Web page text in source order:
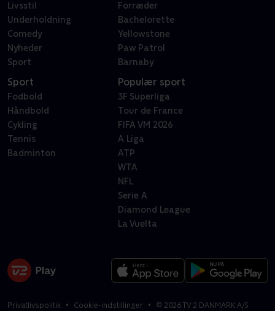
Livsstil
Underholdning
Comedy
Nyheder
Sport
Forræder
Bachelorette
Yellowstone
Paw Patrol
Barnaby
Sport
Fodbold
Håndbold
Cykling
Tennis
Badminton
Populær sport
3F Superliga
Tour de France
FIFA VM 2026
A Liga
ATP
WTA
NFL
Serie A
Diamond League
La Vuelta
Privatlivspolitik Cookie-indstillinger © 2026TV 2 DANMARK A/S